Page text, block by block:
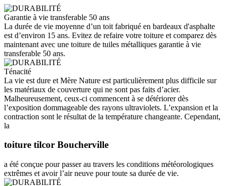
Garantie à vie transferable 50 ans
La durée de vie moyenne d’un toit fabriqué en bardeaux d'asphalte
est d’environ 15 ans. Evitez de refaire votre toiture et comparez dès
maintenant avec une toiture de tuiles métalliques garantie à vie
transferable 50 ans.
Ténacité
La vie est dure et Mère Nature est particulièrement plus difficile sur
les matériaux de couverture qui ne sont pas faits d’acier.
Malheureusement, ceux-ci commencent à se détériorer dès
l’exposition dommageable des rayons ultraviolets. L’expansion et la
contraction sont le résultat de la température changeante. Cependant,
la
toiture tilcor Boucherville
a été conçue pour passer au travers les conditions météorologiques
extrêmes et avoir l’air neuve pour toute sa durée de vie.